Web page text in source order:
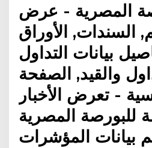
المصرية - عرض
السندات, الأوراق
بيانات التداول
والقيد, الصفحة
- تعرض الأخبار
للبورصة المصرية
بيانات المؤشرات